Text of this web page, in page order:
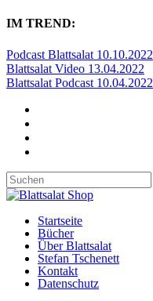
IM TREND:
Podcast Blattsalat 10.10.2022
Blattsalat Video 13.04.2022
Blattsalat Podcast 10.04.2022
Startseite
Bücher
Über Blattsalat
Stefan Tschenett
Kontakt
Datenschutz